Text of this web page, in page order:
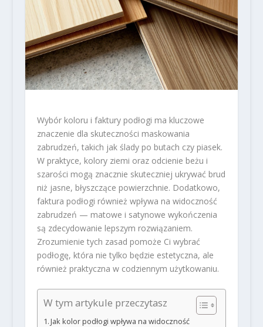
Wybór koloru i faktury podłogi ma kluczowe
znaczenie dla skuteczności maskowania
zabrudzeń, takich jak ślady po butach czy piasek.
W praktyce, kolory ziemi oraz odcienie beżu i
szarości mogą znacznie skuteczniej ukrywać brud
niż jasne, błyszczące powierzchnie. Dodatkowo,
faktura podłogi również wpływa na widoczność
zabrudzeń — matowe i satynowe wykończenia
są zdecydowanie lepszym rozwiązaniem.
Zrozumienie tych zasad pomoże Ci wybrać
podłogę, która nie tylko będzie estetyczna, ale
również praktyczna w codziennym użytkowaniu.
W tym artykule przeczytasz
Jak kolor podłogi wpływa na widoczność